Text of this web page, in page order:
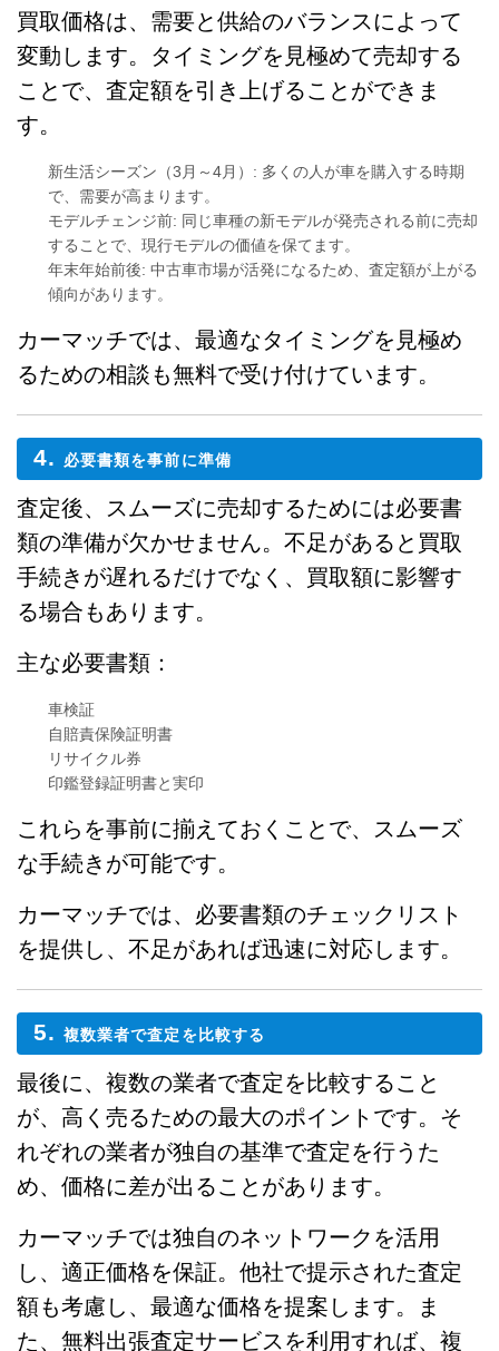
買取価格は、需要と供給のバランスによって
変動します。タイミングを見極めて売却する
ことで、査定額を引き上げることができま
す。
新生活シーズン（3月～4月） : 多くの人が車を購入する時期
で、需要が高まります。
モデルチェンジ前: 同じ車種の新モデルが発売される前に売却
することで、現行モデルの価値を保てます。
年末年始前後: 中古車市場が活発になるため、査定額が上がる
傾向があります。
カーマッチでは、最適なタイミングを見極め
るための相談も無料で受け付けています。
4. 必要書類を事前に準備
査定後、スムーズに売却するためには必要書
類の準備が欠かせません。不足があると買取
手続きが遅れるだけでなく、買取額に影響す
る場合もあります。
主な必要書類：
車検証
自賠責保険証明書
リサイクル券
印鑑登録証明書と実印
これらを事前に揃えておくことで、スムーズ
な手続きが可能です。
カーマッチでは、必要書類のチェックリスト
を提供し、不足があれば迅速に対応します。
5.複数業者で査定を比較する
最後に、複数の業者で査定を比較すること
が、高く売るための最大のポイントです。そ
れぞれの業者が独自の基準で査定を行うた
め、価格に差が出ることがあります。
カーマッチでは独自のネットワークを活用
し、適正価格を保証。他社で提示された査定
額も考慮し、最適な価格を提案します。ま
た、無料出張査定サービスを利用すれば、複